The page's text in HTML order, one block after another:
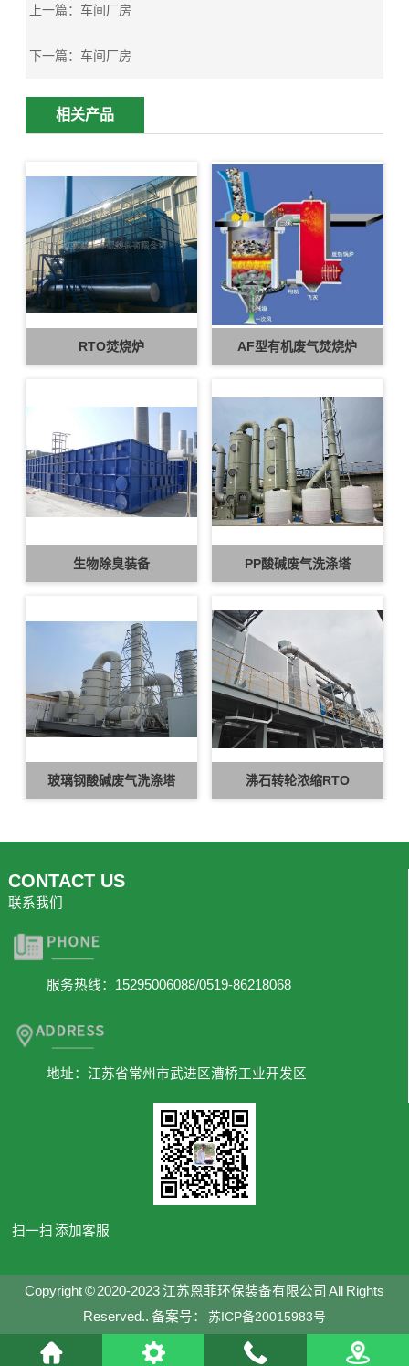
上一篇： 车间厂房
下一篇： 车间厂房
相关产品
RTO焚烧炉 AF型有机废气焚烧炉
生物除臭装备 PP酸碱废气洗涤塔
玻璃钢酸碱废气洗涤塔 沸石转轮浓缩RTO
CONTACT US
联系我们
服务热线：15295006088/0519-86218068
地址：江苏省常州市武进区漕桥工业开发区
扫一扫 添加客服
Copyright © 2020-2023 江苏恩菲环保装备有限公司 All Rights
Reserved.. 备案号： 苏ICP备20015983号